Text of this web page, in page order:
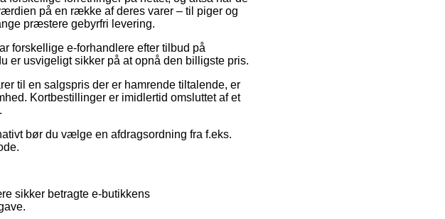
på en række af deres varer – til piger og
præstere gebyrfri levering.
forskellige e-forhandlere efter tilbud på
er usvigeligt sikker på at opnå den billigste pris.
til en salgspris der er hamrende tiltalende, er
Kortbestillinger er imidlertid omsluttet af et
bør du vælge en afdragsordning fra f.eks.
sikker betragte e-butikkens